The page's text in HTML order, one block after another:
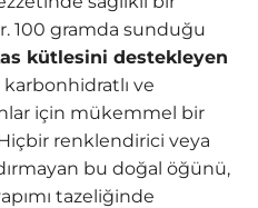
100 gramda sunduğu
kütlesini destekleyen
ve
için mükemmel bir
renklendirici veya
bu doğal öğünü,
tazeliğinde